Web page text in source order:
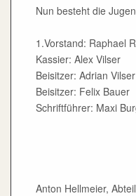
Nun besteht die
1.Vorstand: Raphael
Kassier: Alex Vilser
Beisitzer: Adrian Vilser
Beisitzer: Felix Bauer
Schriftführer: Maxi
Anton Hellmeier,